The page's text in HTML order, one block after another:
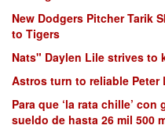
New Dodgers Pitcher Tarik
to Tigers
Nats" Daylen Lile strives to
Astros turn to reliable Peter
Para que ‘la rata chille’
sueldo de hasta 26 mil 500